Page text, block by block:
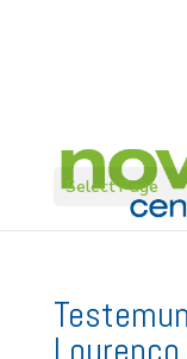
Select Page